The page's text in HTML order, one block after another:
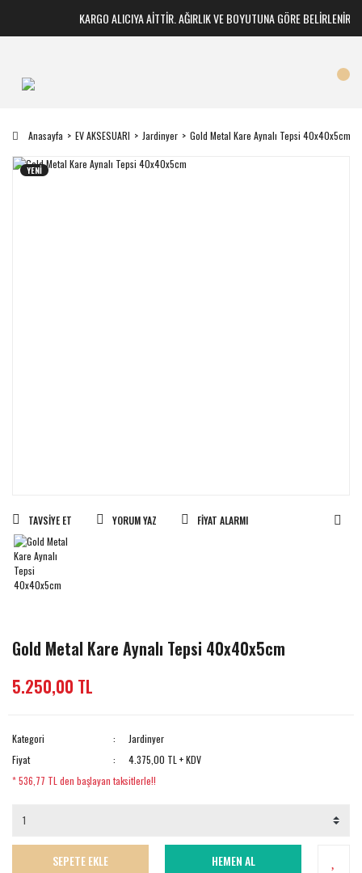
KARGO ALICIYA AİTTİR. AĞIRLIK VE BOYUTUNA GÖRE BELİRLENİR
Anasayfa EV AKSESUARI Jardinyer Gold Metal Kare Aynalı Tepsi 40x40x5cm
YENİ
TAVSIYE ET YORUM YAZ FIYAT ALARMI
Gold Metal Kare Aynalı Tepsi 40x40x5cm
5.250,00 TL
Kategori
Jardinyer
Fiyat
4.375,00 TL + KDV
* 536,77 TL den başlayan taksitlerle!!
SEPETE EKLE HEMEN AL